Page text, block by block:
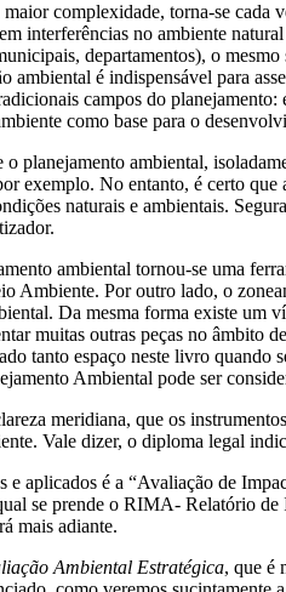
complexidade, torna-se cada
interferências no ambiente
departamentos), o
ambiental é indispensável para
campos do
como base para o
planejamento ambiental,
exemplo. No entanto, é certo
naturais e ambientais.
ambiental tornou-se uma
Ambiente. Por outro lado, o
Da mesma forma existe um
muitas outras peças no âmbito
tanto espaço neste livro
Ambiental pode ser
meridiana, que os
Vale dizer, o diploma legal
e aplicados é a “Avaliação de
se prende o RIMA- Relatório
mais adiante.
Ambiental Estratégica, que é